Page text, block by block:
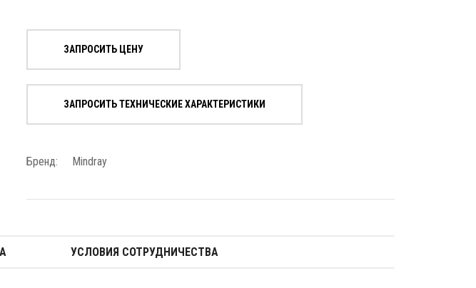
ЗАПРОСИТЬ ЦЕНУ
ЗАПРОСИТЬ ТЕХНИЧЕСКИЕ ХАРАКТЕРИСТИКИ
Бренд: Mindray
УСЛОВИЯ СОТРУДНИЧЕСТВА